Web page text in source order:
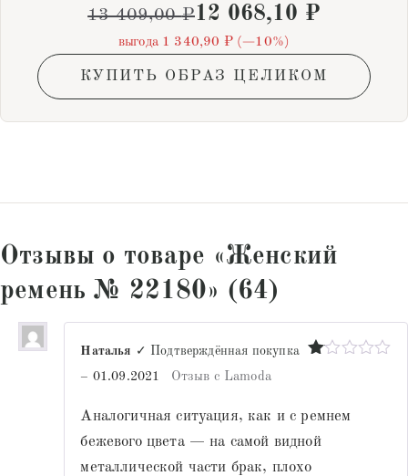
13 409,00₽12 068,10 ₽
выгода 1 340,90 ₽ (−10%)
КУПИТЬ ОБРАЗ ЦЕЛИКОМ
Отзывы о товаре «Женский
ремень № 22180» (64)
5
Наталья ✓ Подтверждённая покупка
– 01.09.2021 Отзыв с Lamoda
Аналогичная ситуация, как и с ремнем
бежевого цвета — на самой видной
металлической части брак, плохо